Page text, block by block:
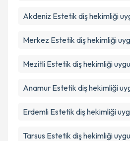
Takvim
Akdeniz Estetik diş hekimliği
Merkez Estetik diş hekimliği
Mezitli Estetik diş hekimliği
Anamur Estetik diş hekimliği
Erdemli Estetik diş hekimliği
Tarsus Estetik diş hekimliği